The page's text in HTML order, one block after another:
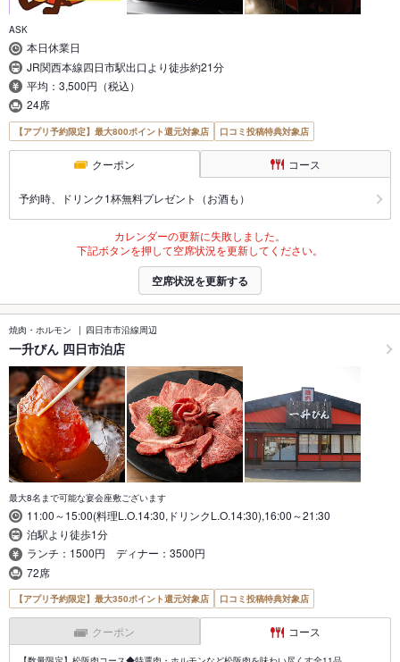
ASK
本日休業日
JR関西本線四日市駅出口より徒歩約21分
平均：3,500円（税込）
24席
【アプリ予約限定】最大800ポイント還元対象店 口コミ投稿特典対象店
クーポン コース
予約時、ドリンク1杯無料プレゼント（お酒も）
カレンダーの更新に失敗しました。
下記ボタンを押して空席状況を更新してください。
空席状況を更新する
焼肉・ホルモン 四日市市沿線周辺
一升びん 四日市泊店
最大8名まで可能な宴会座敷ございます
11:00～15:00(料理L.O.14:30,ドリンクL.O.14:30),16:00～21:30
泊駅より徒歩1分
ランチ：1500円 ディナー：3500円
72席
【アプリ予約限定】最大350ポイント還元対象店 口コミ投稿特典対象店
クーポン コース